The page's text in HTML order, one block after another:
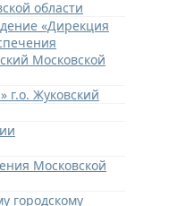
области
«Дирекция
Московской
г.о. Жуковский
Московской
городскому